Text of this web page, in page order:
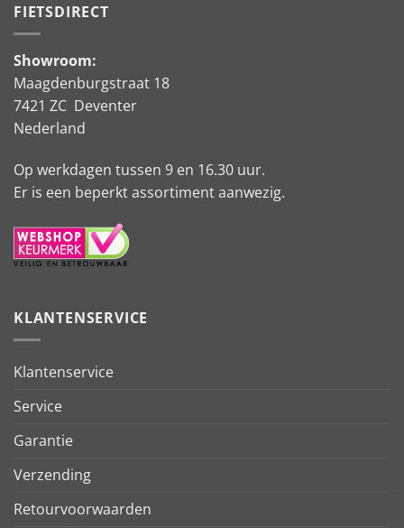
FIETSDIRECT
Showroom:
Maagdenburgstraat 18
7421 ZC Deventer
Nederland
Op werkdagen tussen 9 en 16.30 uur.
Er is een beperkt assortiment aanwezig.
KLANTENSERVICE
Klantenservice
Service
Garantie
Verzending
Retourvoorwaarden